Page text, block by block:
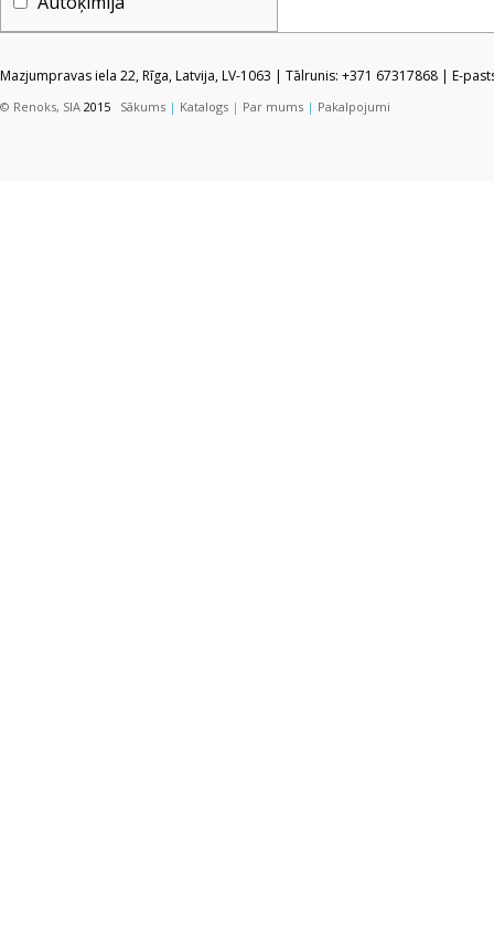
Mazjumpravas iela 22, Rīga, Latvija, LV-1063 | Tālrunis: +371 67317868 | E-
© Renoks, SIA 2015 Sākums | Katalogs | Par mums | Pakalpojumi